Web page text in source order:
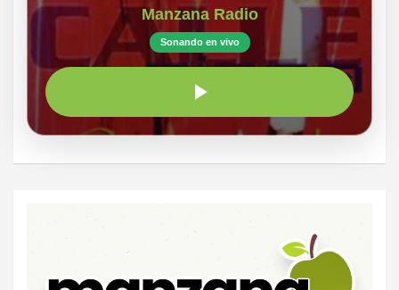
Manzana Radio
Sonando en vivo